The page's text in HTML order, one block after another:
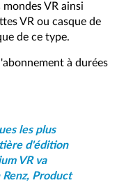
VR ainsi
VR ou casque de
de ce type.
à durées
les plus
d'édition
VR va
Product